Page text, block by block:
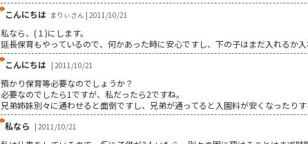
こんにちは まりぃさん | 2011/10/21
私なら、(１)にします。
延長保育もやっているので、何かあった時に安心ですし、下の子はまだ入れるか
こんにちは | 2011/10/21
預かり保育等必要なのでしょうか？
必要なのでしたら1ですが、私だったら2ですね。
兄弟姉妹別々に通わせると面倒ですし、兄弟が通ってると入園料が安くなったりす
私なら | 2011/10/21